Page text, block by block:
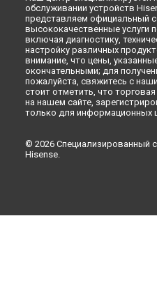
обслуживании устройств
представляем официальный
высококачественные услуги
включая диагностику,
настройку различных
внимание, что цены,
окончательными; для
пожалуйста, свяжитесь с
стоит отметить, что
на нашем сайте,
только для информационных
© 2026 Специализированный
Hisense.